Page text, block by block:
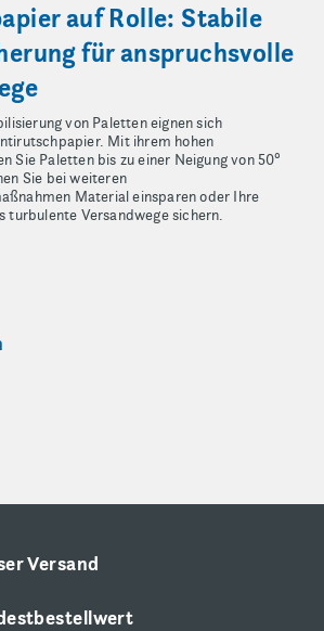
auf Rolle: Stabile
für anspruchsvolle
von Paletten eignen sich
Mit ihrem hohen
Sie Paletten bis zu einer Neigung von 50°
Sie bei weiteren
Material einsparen oder Ihre
turbulente Versandwege sichern.
Versand